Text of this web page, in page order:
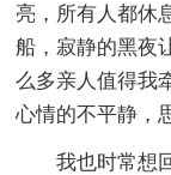
亮，所有人都休
船，寂静的黑夜
么多亲人值得我
心情的不平静，
我也时常想